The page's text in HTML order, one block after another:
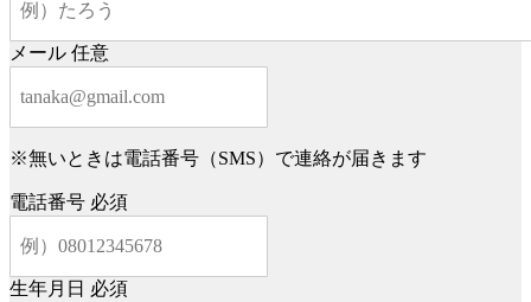
メール 任意
※無いときは電話番号（SMS）で連絡が届きます
電話番号 必須
生年月日 必須